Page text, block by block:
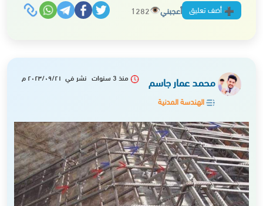
أضف تعليق أعجبني 1282
محمد عمار جاسم
الهندسة المدنية
منذ 3 سنوات نشر في ٢٠٢٣/٠٩/٢١ م